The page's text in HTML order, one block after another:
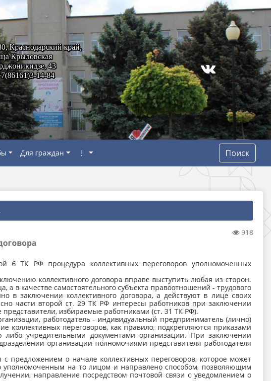
Краснодарский край,
Крыловская
43
14-84
Для граждан ⋮ Поиск
918
6 ТК РФ процедура коллективных переговоров уполномоченных
коллективного договора вправе выступить любая из сторон.
в качестве самостоятельного субъекта правоотношений - трудового
в заключении коллективного договора, а действуют в лице своих
части второй ст. 29 ТК РФ интересы работников при заключении
избираемые работниками (ст. 31 ТК РФ).
работодатель - индивидуальный предприниматель (лично)
переговоров, как правило, подкрепляются приказами
либо учредительными документами организации. При заключении
организации полномочиями представителя работодателя
предложением о начале коллективных переговоров, которое может
уполномоченным на то лицом и направлено способом, позволяющим
направление посредством почтовой связи с уведомлением о